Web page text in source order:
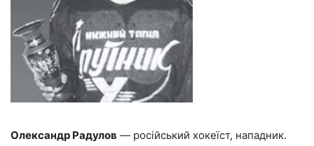
Олександр Радулов — російський хокеїст, нападник.